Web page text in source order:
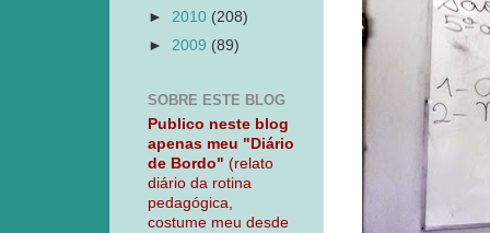
► 2010 (208)
► 2009 (89)
SOBRE ESTE BLOG
Publico neste blog
apenas meu "Diário
de Bordo" (relato
diário da rotina
pedagógica,
costume meu desde